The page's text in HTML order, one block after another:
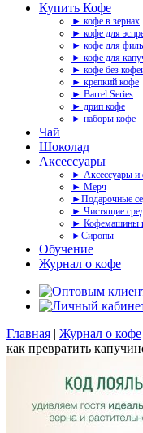
Купить Кофе
► кофе в зернах
► кофе для
► кофе для
► кофе для
► кофе без
► крепкий кофе
► Barrel Series
► дрип кофе
► наборы кофе
Чай
Шоколад
Аксессуары
► Аксессуары и
► Мерч
►Подарочные
► Чистящие
► Кофемашины
►Сиропы
Обучение
Журнал о кофе
Главная | Журнал о кофе
как превратить